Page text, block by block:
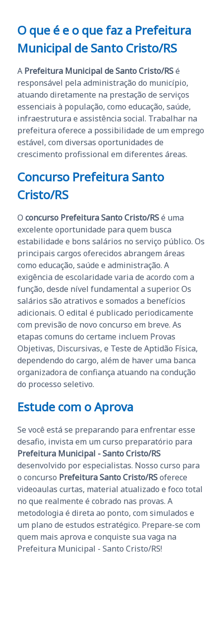
O que é e o que faz a Prefeitura
Municipal de Santo Cristo/RS
A Prefeitura Municipal de Santo Cristo/RSé
responsável pela administração do município,
atuando diretamente na prestação de serviços
essenciais à população, como educação, saúde,
infraestrutura e assistência social. Trabalhar na
prefeitura oferece a possibilidade de um emprego
estável, com diversas oportunidades de
crescimento profissional em diferentes áreas.
Concurso Prefeitura Santo
Cristo/RS
O concurso Prefeitura Santo Cristo/RSé uma
excelente oportunidade para quem busca
estabilidade e bons salários no serviço público. Os
principais cargos oferecidos abrangem áreas
como educação, saúde e administração. A
exigência de escolaridade varia de acordo com a
função, desde nível fundamental a superior. Os
salários são atrativos e somados a benefícios
adicionais. O edital é publicado periodicamente
com previsão de novo concurso em breve. As
etapas comuns do certame incluem Provas
Objetivas, Discursivas, e Teste de Aptidão Física,
dependendo do cargo, além de haver uma banca
organizadora de confiança atuando na condução
do processo seletivo.
Estude com o Aprova
Se você está se preparando para enfrentar esse
desafio, invista em um curso preparatório para
Prefeitura Municipal - Santo Cristo/RS
desenvolvido por especialistas. Nosso curso para
o concurso Prefeitura Santo Cristo/RSoferece
videoaulas curtas, material atualizado e foco total
no que realmente é cobrado nas provas. A
metodologia é direta ao ponto, com simulados e
um plano de estudos estratégico. Prepare-se com
quem mais aprova e conquiste sua vaga na
Prefeitura Municipal - Santo Cristo/RS!